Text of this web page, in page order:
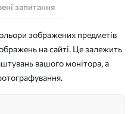
запитання
зображених предметів
на сайті. Це залежить
вашого монітора, а